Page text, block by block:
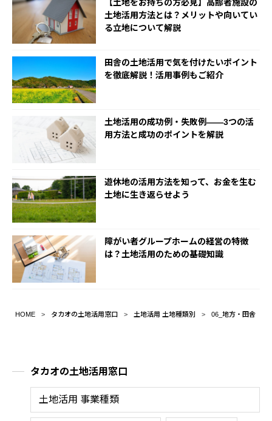
【土地をお持ちの方必見】高齢者施設の
土地活用方法とは？メリットや向いてい
る立地について解説
田舎の土地活用で気を付けたいポイント
を徹底解説！活用事例もご紹介
土地活用の成功例・失敗例――3つの活
用方法と成功のポイントを解説
遊休地の活用方法を知って、お金を生む
土地に生き返らせよう
障がい者グループホームの経営の特徴
は？土地活用のための基礎知識
HOME タカオの土地活用窓口 土地活用 土地種類別 06_地方・田舎
タカオの土地活用窓口
土地活用 事業種類